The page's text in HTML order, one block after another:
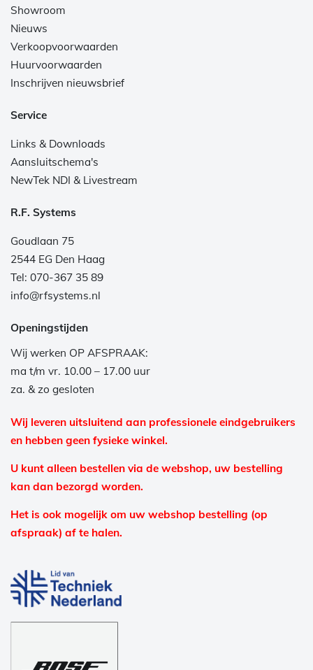
Showroom
Nieuws
Verkoopvoorwaarden
Huurvoorwaarden
Inschrijven nieuwsbrief
Service
Links & Downloads
Aansluitschema's
NewTek NDI & Livestream
R.F. Systems
Goudlaan 75
2544 EG Den Haag
Tel: 070-367 35 89
info@rfsystems.nl
Openingstijden
Wij werken OP AFSPRAAK:
ma t/m vr. 10.00 – 17.00 uur
za. & zo gesloten
Wij leveren uitsluitend aan professionele eindgebruikers
en hebben geen fysieke winkel.
U kunt alleen bestellen via de webshop, uw bestelling
kan dan bezorgd worden.
Het is ook mogelijk om uw webshop bestelling (op
afspraak) af te halen.